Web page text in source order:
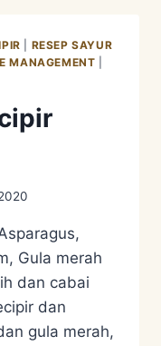
RESEP SAYUR
MANAGEMENT
Gula merah
dan cabai
dan
gula merah,